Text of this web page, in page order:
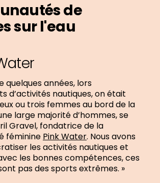
de
sur l'eau
quelques années, lors
d’activités nautiques, on était
ou trois femmes au bord de la
large majorité d’hommes, se
Gravel, fondatrice de la
féminine Pink Water. Nous avons
les activités nautiques et
les bonnes compétences, ces
pas des sports extrêmes. »